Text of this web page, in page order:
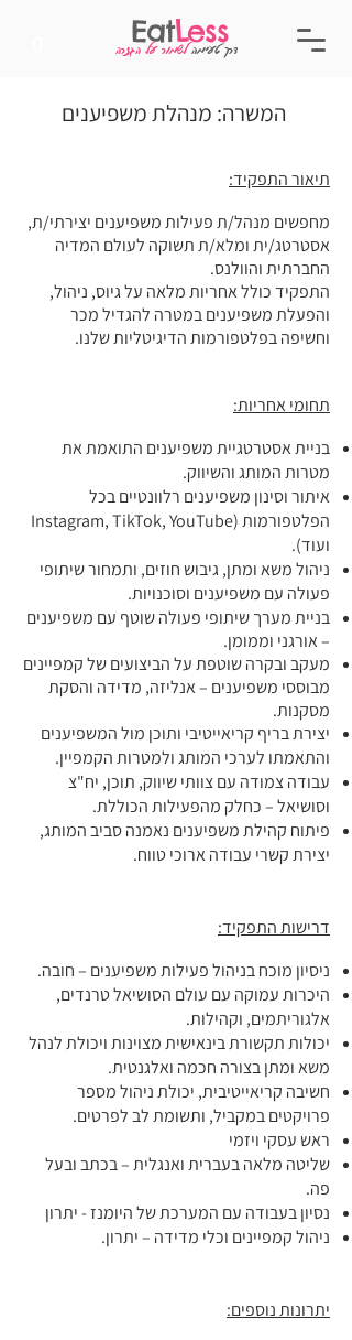
EatLess
דרך טעימהלשמור על הגזרה
המשרה: מנהלת משפיענים
תיאור התפקיד:
מחפשים מנהל/ת פעילות משפיענים יצירתי/ת,
אסטרטג/ית ומלא/ת תשוקה לעולם המדיה
החברתית והוולנס.
התפקיד כולל אחריות מלאה על גיוס, ניהול,
והפעלת משפיענים במטרה להגדיל מכר
וחשיפה בפלטפורמות הדיגיטליות שלנו.
תחומי אחריות:
בניית אסטרטגיית משפיענים התואמת את
מטרות המותג והשיווק.
איתור וסינון משפיענים רלוונטיים בכל
הפלטפורמות (Instagram, TikTok, YouTube
ועוד).
ניהול משא ומתן, גיבוש חוזים, ותמחור שיתופי
פעולה עם משפיענים וסוכנויות.
בניית מערך שיתופי פעולה שוטף עם משפיענים
– אורגני וממומן.
מעקב ובקרה שוטפת על הביצועים של קמפיינים
מבוססי משפיענים – אנליזה, מדידה והסקת
מסקנות.
יצירת בריף קריאייטיבי ותוכן מול המשפיענים
והתאמתו לערכי המותג ולמטרות הקמפיין.
עבודה צמודה עם צוותי שיווק, תוכן, יח"צ
וסושיאל – כחלק מהפעילות הכוללת.
פיתוח קהילת משפיענים נאמנה סביב המותג,
יצירת קשרי עבודה ארוכי טווח.
דרישות התפקיד:
ניסיון מוכח בניהול פעילות משפיענים – חובה.
היכרות עמוקה עם עולם הסושיאל טרנדים,
אלגוריתמים, וקהילות.
יכולות תקשורת בינאישית מצוינות ויכולת לנהל
משא ומתן בצורה חכמה ואלגנטית.
חשיבה קריאייטיבית, יכולת ניהול מספר
פרויקטים במקביל, ותשומת לב לפרטים.
ראש עסקי ויזמי
שליטה מלאה בעברית ואנגלית – בכתב ובעל
פה.
נסיון בעבודה עם המערכת של היומנז - יתרון
ניהול קמפיינים וכלי מדידה – יתרון.
יתרונות נוספים: